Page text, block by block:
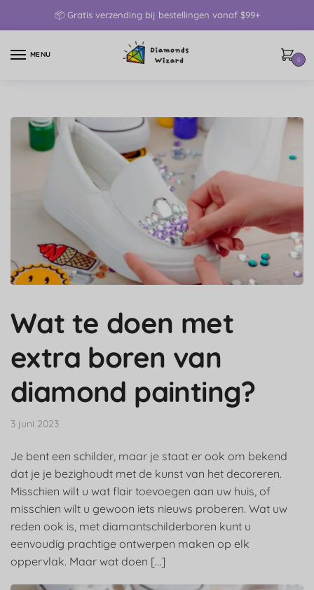
📦 Gratis verzending bij bestellingen vanaf $99+
MENU
0
Wat te doen met
extra boren van
diamond painting?
3 juni 2023
Je bent een schilder, maar je staat er ook om bekend
dat je je bezighoudt met de kunst van het decoreren.
Misschien wilt u wat flair toevoegen aan uw huis, of
misschien wilt u gewoon iets nieuws proberen. Wat uw
reden ook is, met diamantschilderboren kunt u
eenvoudig prachtige ontwerpen maken op elk
oppervlak. Maar wat doen […]